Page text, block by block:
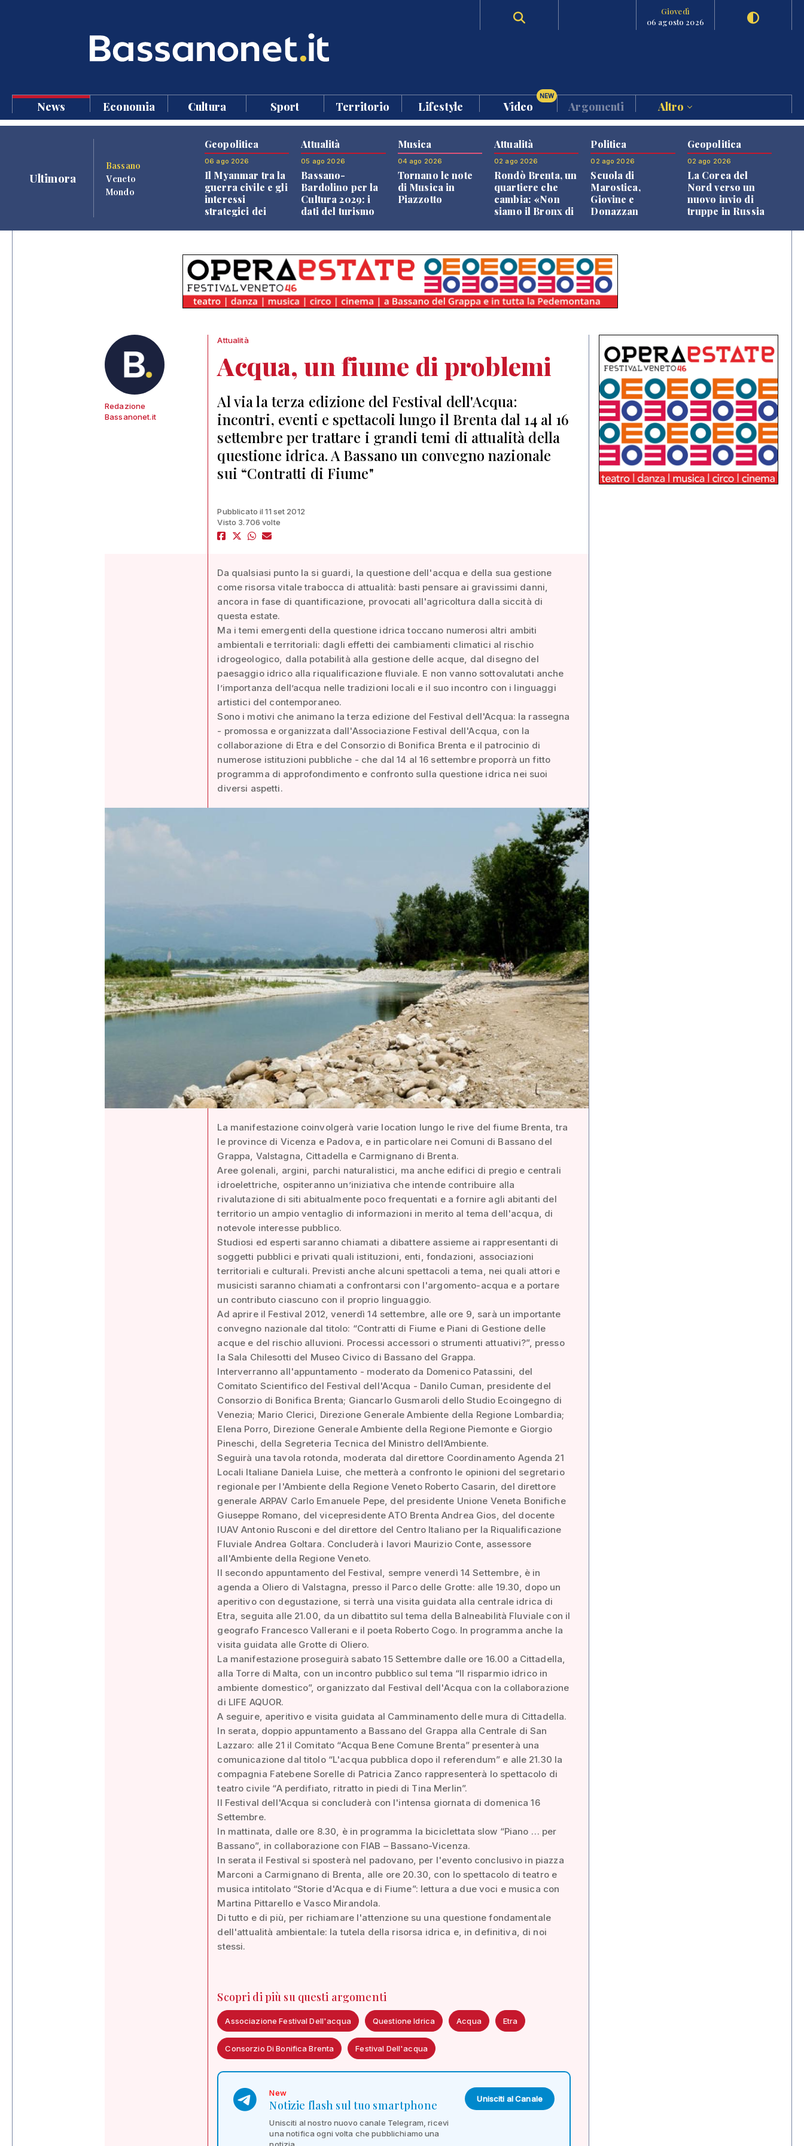
Giovedì
06 agosto 2026
News Economia Cultura Sport Territorio Lifestyle Video
NEW
Argomenti Altro
Ultimora
Bassano
Veneto
Mondo
Geopolitica
06 ago 2026
Il Myanmar tra la
guerra civile e gli
interessi
strategici dei
Attualità
05 ago 2026
Bassano-
Bardolino per la
Cultura 2029: i
dati del turismo
Musica
04 ago 2026
Tornano le note
di Musica in
Piazzotto
Attualità
02 ago 2026
Rondò Brenta, un
quartiere che
cambia: «Non
siamo il Bronx di
Politica
02 ago 2026
Scuola di
Marostica,
Giovine e
Donazzan
Geopolitica
02 ago 2026
La Corea del
Nord verso un
nuovo invio di
truppe in Russia
Redazione
Bassanonet.it
Attualità
Acqua, un fiume di problemi
Al via la terza edizione del Festival dell'Acqua:
incontri, eventi e spettacoli lungo il Brenta dal 14 al 16
settembre per trattare i grandi temi di attualità della
questione idrica. A Bassano un convegno nazionale
sui “Contratti di Fiume"
Pubblicato il 11 set 2012
Visto 3.706 volte
Da qualsiasi punto la si guardi, la questione dell'acqua e della sua gestione
come risorsa vitale trabocca di attualità: basti pensare ai gravissimi danni,
ancora in fase di quantificazione, provocati all'agricoltura dalla siccità di
questa estate.
Ma i temi emergenti della questione idrica toccano numerosi altri ambiti
ambientali e territoriali: dagli effetti dei cambiamenti climatici al rischio
idrogeologico, dalla potabilità alla gestione delle acque, dal disegno del
paesaggio idrico alla riqualificazione fluviale. E non vanno sottovalutati anche
l’importanza dell’acqua nelle tradizioni locali e il suo incontro con i linguaggi
artistici del contemporaneo.
Sono i motivi che animano la terza edizione del Festival dell'Acqua: la rassegna
- promossa e organizzata dall'Associazione Festival dell'Acqua, con la
collaborazione di Etra e del Consorzio di Bonifica Brenta e il patrocinio di
numerose istituzioni pubbliche - che dal 14 al 16 settembre proporrà un fitto
programma di approfondimento e confronto sulla questione idrica nei suoi
diversi aspetti.
La manifestazione coinvolgerà varie location lungo le rive del fiume Brenta, tra
le province di Vicenza e Padova, e in particolare nei Comuni di Bassano del
Grappa, Valstagna, Cittadella e Carmignano di Brenta.
Aree golenali, argini, parchi naturalistici, ma anche edifici di pregio e centrali
idroelettriche, ospiteranno un’iniziativa che intende contribuire alla
rivalutazione di siti abitualmente poco frequentati e a fornire agli abitanti del
territorio un ampio ventaglio di informazioni in merito al tema dell'acqua, di
notevole interesse pubblico.
Studiosi ed esperti saranno chiamati a dibattere assieme ai rappresentanti di
soggetti pubblici e privati quali istituzioni, enti, fondazioni, associazioni
territoriali e culturali. Previsti anche alcuni spettacoli a tema, nei quali attori e
musicisti saranno chiamati a confrontarsi con l'argomento-acqua e a portare
un contributo ciascuno con il proprio linguaggio.
Ad aprire il Festival 2012, venerdì 14 settembre, alle ore 9, sarà un importante
convegno nazionale dal titolo: “Contratti di Fiume e Piani di Gestione delle
acque e del rischio alluvioni. Processi accessori o strumenti attuativi?”, presso
la Sala Chilesotti del Museo Civico di Bassano del Grappa.
Interverranno all'appuntamento - moderato da Domenico Patassini, del
Comitato Scientifico del Festival dell'Acqua - Danilo Cuman, presidente del
Consorzio di Bonifica Brenta; Giancarlo Gusmaroli dello Studio Ecoingegno di
Venezia; Mario Clerici, Direzione Generale Ambiente della Regione Lombardia;
Elena Porro, Direzione Generale Ambiente della Regione Piemonte e Giorgio
Pineschi, della Segreteria Tecnica del Ministro dell’Ambiente.
Seguirà una tavola rotonda, moderata dal direttore Coordinamento Agenda 21
Locali Italiane Daniela Luise, che metterà a confronto le opinioni del segretario
regionale per l'Ambiente della Regione Veneto Roberto Casarin, del direttore
generale ARPAV Carlo Emanuele Pepe, del presidente Unione Veneta Bonifiche
Giuseppe Romano, del vicepresidente ATO Brenta Andrea Gios, del docente
IUAV Antonio Rusconi e del direttore del Centro Italiano per la Riqualificazione
Fluviale Andrea Goltara. Concluderà i lavori Maurizio Conte, assessore
all'Ambiente della Regione Veneto.
Il secondo appuntamento del Festival, sempre venerdì 14 Settembre, è in
agenda a Oliero di Valstagna, presso il Parco delle Grotte: alle 19.30, dopo un
aperitivo con degustazione, si terrà una visita guidata alla centrale idrica di
Etra, seguita alle 21.00, da un dibattito sul tema della Balneabilità Fluviale con il
geografo Francesco Vallerani e il poeta Roberto Cogo. In programma anche la
visita guidata alle Grotte di Oliero.
La manifestazione proseguirà sabato 15 Settembre dalle ore 16.00 a Cittadella,
alla Torre di Malta, con un incontro pubblico sul tema “Il risparmio idrico in
ambiente domestico”, organizzato dal Festival dell'Acqua con la collaborazione
di LIFE AQUOR.
A seguire, aperitivo e visita guidata al Camminamento delle mura di Cittadella.
In serata, doppio appuntamento a Bassano del Grappa alla Centrale di San
Lazzaro: alle 21 il Comitato “Acqua Bene Comune Brenta” presenterà una
comunicazione dal titolo “L'acqua pubblica dopo il referendum” e alle 21.30 la
compagnia Fatebene Sorelle di Patricia Zanco rappresenterà lo spettacolo di
teatro civile “A perdifiato, ritratto in piedi di Tina Merlin”.
Il Festival dell'Acqua si concluderà con l'intensa giornata di domenica 16
Settembre.
In mattinata, dalle ore 8.30, è in programma la biciclettata slow “Piano … per
Bassano”, in collaborazione con FIAB – Bassano-Vicenza.
In serata il Festival si sposterà nel padovano, per l'evento conclusivo in piazza
Marconi a Carmignano di Brenta, alle ore 20.30, con lo spettacolo di teatro e
musica intitolato “Storie d'Acqua e di Fiume”: lettura a due voci e musica con
Martina Pittarello e Vasco Mirandola.
Di tutto e di più, per richiamare l'attenzione su una questione fondamentale
dell'attualità ambientale: la tutela della risorsa idrica e, in definitiva, di noi
stessi.
Scopri di più su questi argomenti
Associazione Festival Dell'acqua Questione Idrica Acqua Etra
Consorzio Di Bonifica Brenta Festival Dell'acqua
New
Notizie flash sul tuo smartphone
Unisciti al nostro nuovo canale Telegram, ricevi
una notifica ogni volta che pubblichiamo una
notizia.
Unisciti al Canale